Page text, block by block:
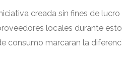
creada sin fines de
locales durante
consumo marcaran la